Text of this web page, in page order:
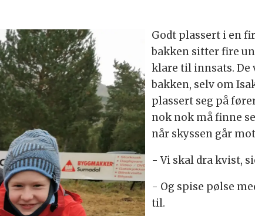
Godt plassert i en
bakken sitter fire
klare til innsats. De
bakken, selv om
plassert seg på
nok nok må finne
når skyssen går
- Vi skal dra kvist,
- Og spise pølse
til.